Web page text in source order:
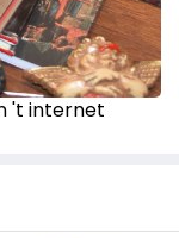
't internet